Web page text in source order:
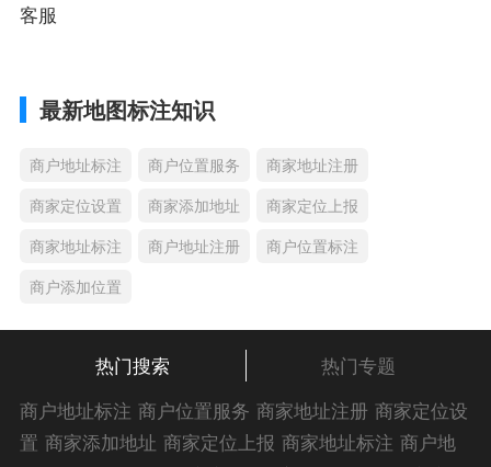
客服
最新地图标注知识
商户地址标注 商户位置服务
商家地址注册
商家定位设置
商家添加地址
商家定位上报
商家地址标注
商户地址注册
商户位置标注
商户添加位置
热门搜索
热门专题
商户地址标注 商户位置服务 商家地址注册 商家定位设
置 商家添加地址 商家定位上报 商家地址标注 商户地